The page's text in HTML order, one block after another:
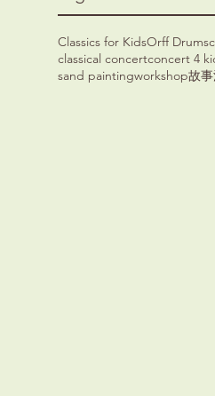
Classics for KidsOrff Drums
classical concertconcert 4
sand paintingworkshop故事